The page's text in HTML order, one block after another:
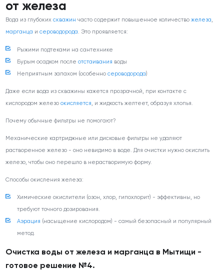
от железа
Вода из глубокихскважин часто содержит повышенное количествожелеза,
марганца исероводорода. Это проявляется:
Рыжими подтеками на сантехнике
Бурым осадком после отстаивания воды
Неприятным запахом (особенно сероводорода)
Даже если вода из скважины кажется прозрачной, при контакте с
кислородом железоокисляется, и жидкость желтеет, образуя хлопья.
Почему обычные фильтры не помогают?
Механические картриджные или дисковые фильтры не удаляют
растворенное железо - оно невидимо в воде. Для очистки нужно окислить
железо, чтобы оно перешло в нерастворимую форму.
Способы окисления железа:
Химические окислители (озон, хлор, гипохлорит) - эффективны, но
требуют точного дозирования.
Аэрация (насыщение кислородом) - самый безопасный и популярный
метод.
Очистка воды от железа и марганца в Мытищи -
готовое решение №4.